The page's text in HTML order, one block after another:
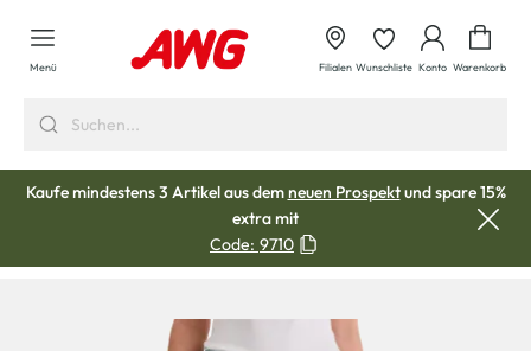
springen
Menü Filialen Wunschliste Konto Warenkorb
Kaufe mindestens 3 Artikel aus demneuen Prospektund spare 15%
extra mit
Code: 9710